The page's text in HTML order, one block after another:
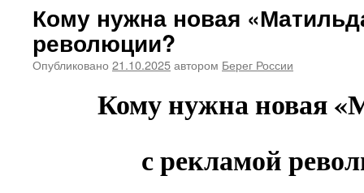
Кому нужна новая
революции?
Опубликовано 21.10.2025автором Берег России
Кому нужна новая
с рекламой